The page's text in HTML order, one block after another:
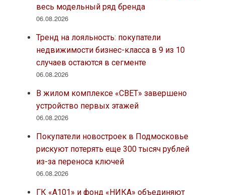
весь модельный ряд бренда
06.08.2026
Тренд на лояльность: покупатели
недвижимости бизнес-класса в 9 из 10
случаев остаются в сегменте
06.08.2026
В жилом комплексе «СВЕТ» завершено
устройство первых этажей
06.08.2026
Покупатели новостроек в Подмосковье
рискуют потерять еще 300 тысяч рублей
из-за переноса ключей
06.08.2026
ГК «А101» и фонд «НИКА» объединяют